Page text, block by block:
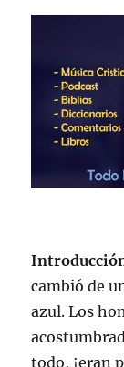
cambió de
azul. Los
todo, ¡eran